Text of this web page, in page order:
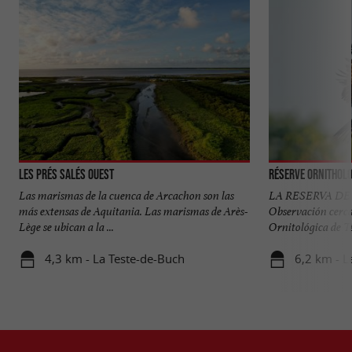
Les Prés Salés Ouest
Las marismas de la cuenca de Arcachon son las
más extensas de Aquitania. Las marismas de Arès-
Lège se ubican a la ...
4,3 km - La Teste-de-Buch
Réserve
LA RESERVA
Observación
Ornitológica de
6,2 km -